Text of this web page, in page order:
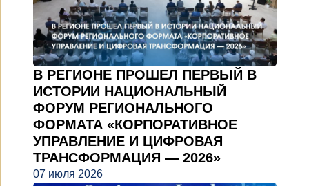
В РЕГИОНЕ ПРОШЕЛ ПЕРВЫЙ В
ИСТОРИИ НАЦИОНАЛЬНЫЙ
ФОРУМ РЕГИОНАЛЬНОГО
ФОРМАТА «КОРПОРАТИВНОЕ
УПРАВЛЕНИЕ И ЦИФРОВАЯ
ТРАНСФОРМАЦИЯ — 2026»
07 июля 2026